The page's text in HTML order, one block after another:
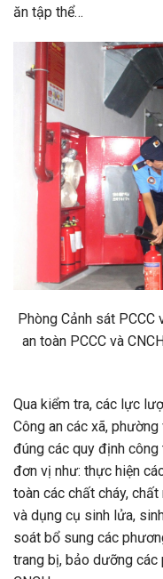
ăn tập thể…
Phòng Cảnh sát
an toàn PCCC và
Qua kiểm tra, các lực
Công an các xã,
đúng các quy định công
đơn vị như: thực hiện
toàn các chất cháy,
và dụng cụ sinh lửa,
soát bổ sung các
trang bị, bảo dưỡng các